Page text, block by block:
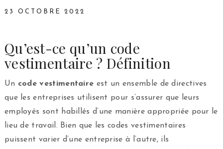
23 OCTOBRE 2022
Qu’est-ce qu’un code
vestimentaire ? Définition
Un code vestimentaire est un ensemble de directives
que les entreprises utilisent pour s’assurer que leurs
employés sont habillés d’une manière appropriée pour le
lieu de travail. Bien que les codes vestimentaires
puissent varier d’une entreprise à l’autre, ils